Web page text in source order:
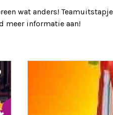
wat anders!
meer informatie aan!